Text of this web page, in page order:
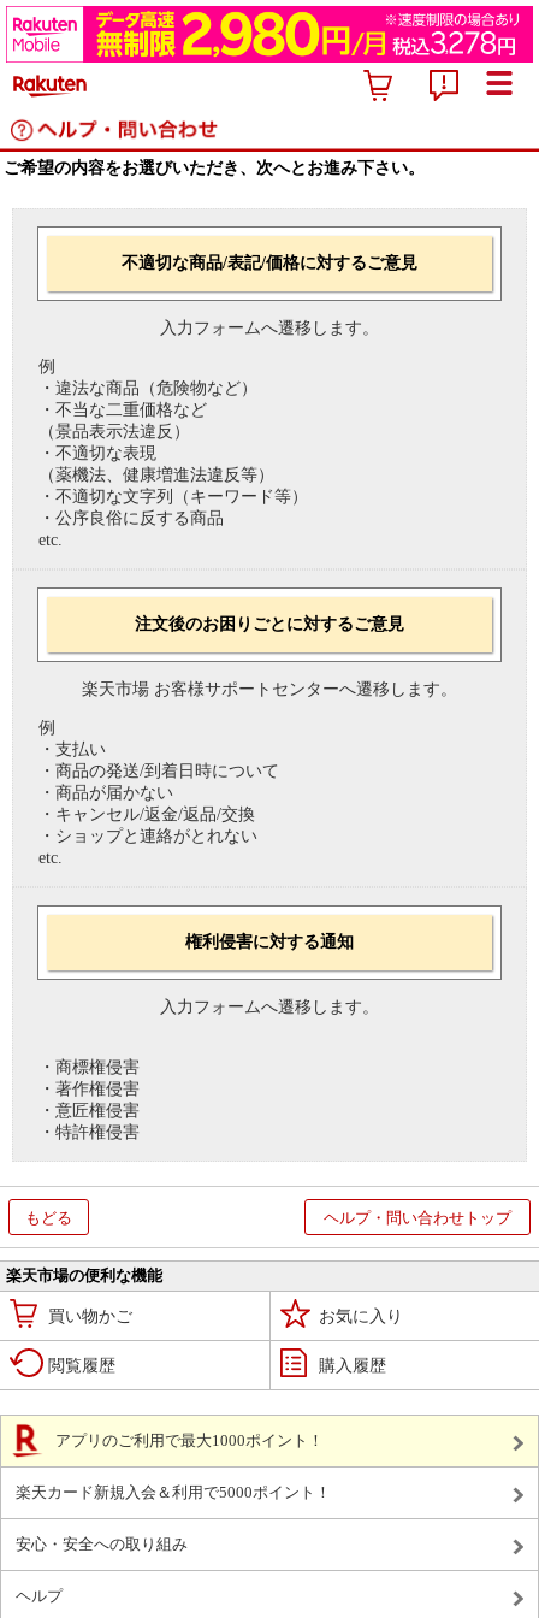
ご希望の内容をお選びいただき、次へとお進み下さい。
不適切な商品/表記/価格に対するご意見
入力フォームへ遷移します。
例
・違法な商品（危険物など）
・不当な二重価格など
（景品表示法違反）
・不適切な表現
（薬機法、健康増進法違反等）
・不適切な文字列（キーワード等）
・公序良俗に反する商品
etc.
注文後のお困りごとに対するご意見
楽天市場 お客様サポートセンターへ遷移します。
例
・支払い
・商品の発送/到着日時について
・商品が届かない
・キャンセル/返金/返品/交換
・ショップと連絡がとれない
etc.
権利侵害に対する通知
入力フォームへ遷移します。
・商標権侵害
・著作権侵害
・意匠権侵害
・特許権侵害
もどる ヘルプ・問い合わせトップ
楽天市場の便利な機能
買い物かご お気に入り
閲覧履歴 購入履歴
アプリのご利用で最大1000ポイント！
楽天カード新規入会＆利用で5000ポイント！
安心・安全への取り組み
ヘルプ